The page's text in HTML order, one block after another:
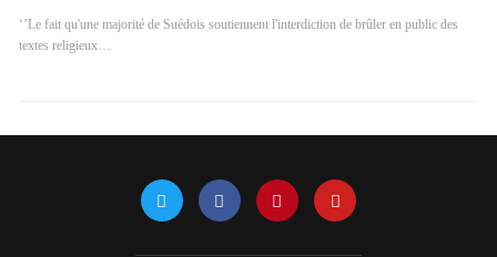
‘’Le fait qu'une majorité de Suédois soutiennent l'interdiction de brûler en public des
textes religieux…